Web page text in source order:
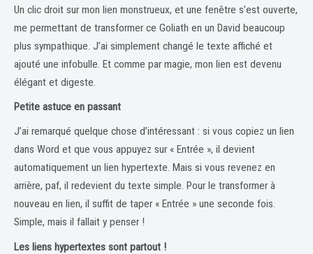
Un clic droit sur mon lien monstrueux, et une fenêtre s’est ouverte,
me permettant de transformer ce Goliath en un David beaucoup
plus sympathique. J’ai simplement changé le texte affiché et
ajouté une infobulle. Et comme par magie, mon lien est devenu
élégant et digeste.
Petite astuce en passant
J’ai remarqué quelque chose d’intéressant : si vous copiez un lien
dans Word et que vous appuyez sur « Entrée », il devient
automatiquement un lien hypertexte. Mais si vous revenez en
arrière, paf, il redevient du texte simple. Pour le transformer à
nouveau en lien, il suffit de taper « Entrée » une seconde fois.
Simple, mais il fallait y penser !
Les liens hypertextes sont partout !